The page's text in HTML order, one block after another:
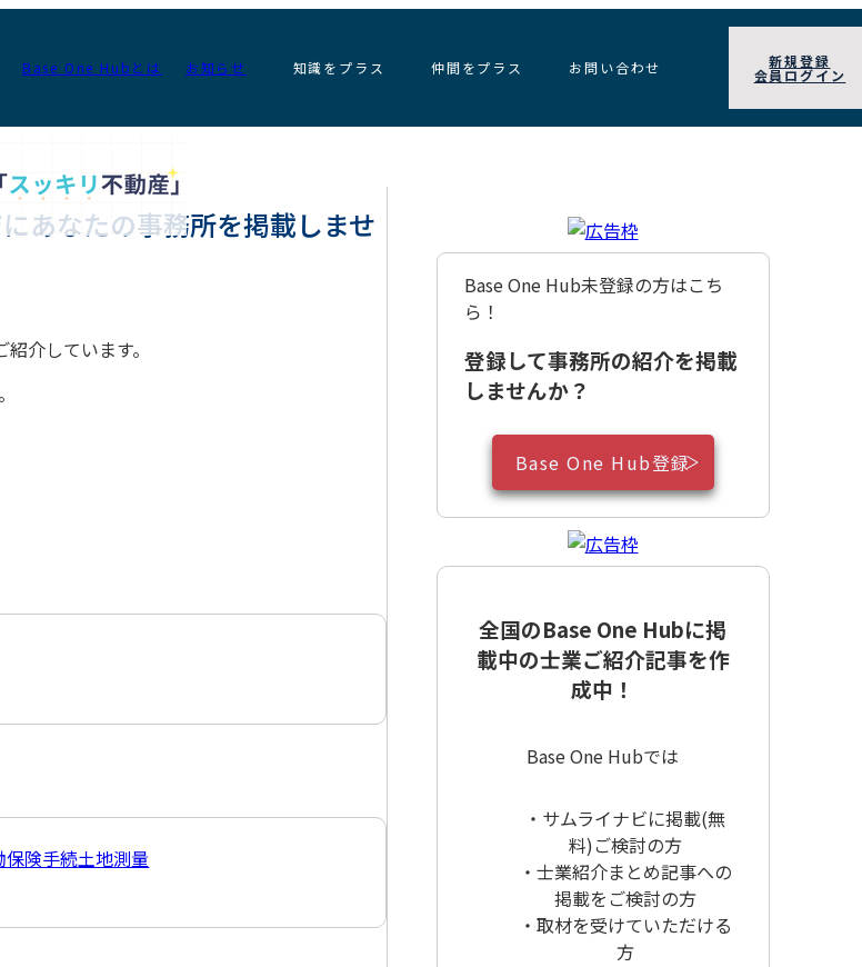
Base One Hubとは お知らせ 知識をプラス 仲間をプラス お問い合わせ 新規登録
会員ログイン
あなたの事務所を掲載しませ
介しています。
保険手続土地測量
Base One Hub未登録の方はこち
ら！
登録して事務所の紹介を掲載
しませんか？
Base One Hub登録
全国のBase One Hubに掲
載中の士業ご紹介記事を作
成中！
Base One Hubでは
・サムライナビに掲載(無
料)ご検討の方
・士業紹介まとめ記事への
掲載をご検討の方
・取材を受けていただける
方